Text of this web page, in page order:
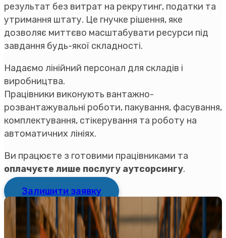
результат без витрат на рекрутинг, податки та
утримання штату. Це гнучке рішення, яке
дозволяє миттєво масштабувати ресурси під
завдання будь-якої складності.
Надаємо лінійний персонал для складів і
виробництва.
Працівники виконують вантажно-
розвантажувальні роботи, пакування, фасування,
комплектування, стікерування та роботу на
автоматичних лініях.
Ви працюєте з готовими працівниками та
оплачуєте лише послугу аутсорсингу.
Залишити заявку